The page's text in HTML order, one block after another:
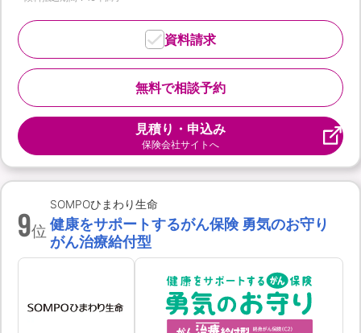
無料で相談予約
資料請求
見積り・申込み
保険会社サイトへ
9位
SOMPOひまわり生命
健康をサポートするがん保険 勇気のお守り
がん治療給付型